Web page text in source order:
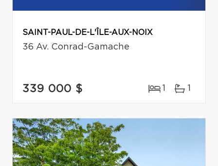
SAINT-PAUL-DE-L'ÎLE-AUX-NOIX
36 Av. Conrad-Gamache
339 000 $ 1 1